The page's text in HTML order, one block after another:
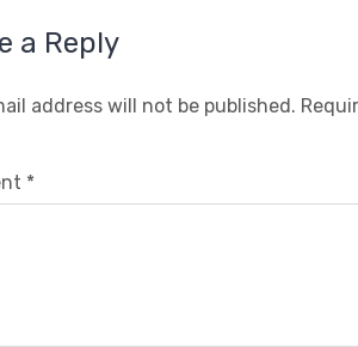
a Reply
address will not be published.
*